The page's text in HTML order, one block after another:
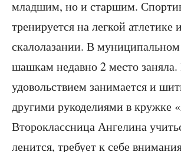
младшим, но и старшим.
тренируется на легкой атлетике
скалолазании. В
шашкам недавно 2 место
удовольствием занимается и
другими рукоделиями в кружке
Второклассница Ангелина
ленится, требует к себе